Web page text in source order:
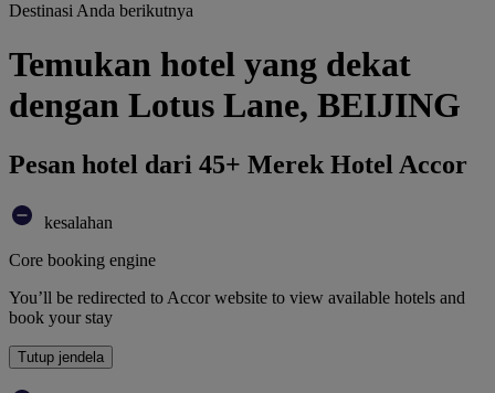
Destinasi Anda berikutnya
Temukan hotel yang dekat
dengan Lotus Lane, BEIJING
Pesan hotel dari 45+ Merek Hotel Accor
kesalahan
Core booking engine
You’ll be redirected to Accor website to view available hotels and
book your stay
Tutup jendela